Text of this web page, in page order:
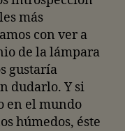
más
con ver a
de la lámpara
gustaría
dudarlo. Y si
en el mundo
húmedos, éste